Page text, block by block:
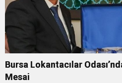
Bursa Lokantacılar
Mesai